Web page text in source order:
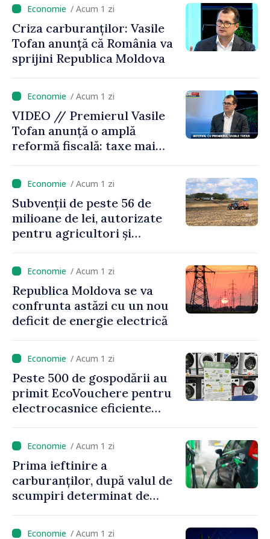
/ Acum 1 zi
Criza carburanților: Vasile
Tofan anunță că România va
sprijini Republica Moldova
/ Acum 1 zi
VIDEO // Premierul Vasile
Tofan anunță o amplă
reformă fiscală: taxe mai
mari pentru bănci, tutun și
jocurile de noroc
/ Acum 1 zi
Subvenții de peste 56 de
milioane de lei, autorizate
pentru agricultori și
rurală în luna iulie
/ Acum 1 zi
Republica Moldova se va
confrunta astăzi cu un nou
deficit de energie electrică
/ Acum 1 zi
Peste 500 de gospodării au
primit EcoVouchere pentru
electrocasnice eficiente
/ Acum 1 zi
Prima ieftinire a
carburanților, după valul de
scumpiri determinat de
anunță prețuri mai mici la
/ Acum 1 zi